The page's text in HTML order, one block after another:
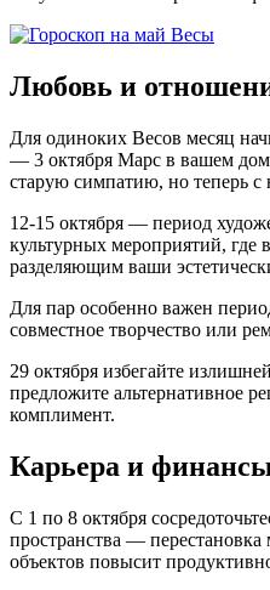
Любовь и
Для одиноких Весов месяц
— 3 октября Марс в вашем
старую симпатию, но теперь
12-15 октября — период
культурных мероприятий, где
разделяющим ваши
Для пар особенно важен
совместное творчество или
29 октября избегайте
предложите альтернативное
комплимент.
Карьера и
С 1 по 8 октября
пространства —
объектов повысит